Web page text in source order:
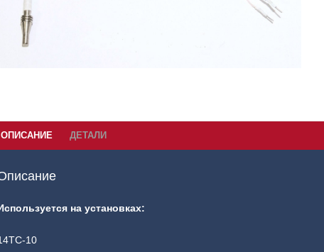
ОПИСАНИЕ ДЕТАЛИ
на установках:
10